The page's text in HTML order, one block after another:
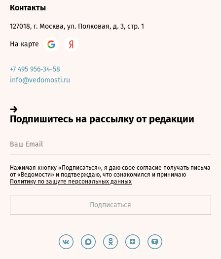
Контакты
127018, г. Москва, ул. Полковая, д. 3, стр. 1
На карте
+7 495 956-34-58
info@vedomosti.ru
Нажимая кнопку «Подписаться», я даю свое согласие получать письма
от «Ведомости» и подтверждаю, что ознакомился и принимаю
Политику по защите персональных данных